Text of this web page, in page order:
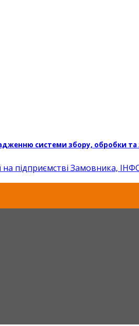
системи збору, обробки та
на підприємстві Замовника,